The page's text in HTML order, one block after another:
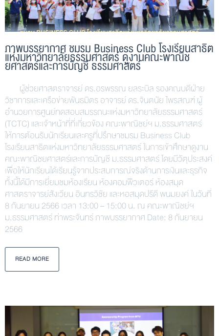
ภาพบรรยากาศ ชมรม Business Club โรงเรียนสาธิต
แห่งมหาวิทยาลัยธรรมศาสตร์ ดูงานคณะพาณิช
ยศาสตร์และการบัญชี ธรรมศาสตร์
ผู้ช่วยศาสตราจารย์ ดร.อรพรรณ ยลระบิล รองคณบดีฝ่าย
วิชาการและเครือข่ายพันธมิตร อาจารย์ ดร.จินตนัย ไพรสณฑ์ ผู้
อำนวยการศูนย์ทดสอบสมรรถนะแห่งมหาวิทยาลัยธรรมศาสตร์
(TCTC) และเจ้าหน้าที่ที่เกี่ยวข้อง คณะพาณิชย์ฯ ม.ธรรมศาสตร์
ให้การต้อนรับนักเรียนและครูที่ปรึกษาชมรม Business Club
โรงเรียนสาธิตแห่งมหาวิทยาลัยธรรมศาสตร์ ในการเข้าศึกษาดูงาน
คณะพาณิชยศาสตร์และการบัญชี ม.ธรรมศาสตร์ โดยมีวัตุประสงค์
เพื่อให้นักเรียนได้เรียนรู้จากประสบการณ์จริงด้านการเงินและธุรกิจ
ทั้งนี้ได้มีการเยี่ยมชมห้องเรียน ห้องคอมพิวเตอร์ ห้องสมุด
ศาสตราจารย์สังเวียน อินทรวิชัย และหอสมุดปรีดี พนมยงค์ ในวันที่
8 กันยายน 2566 เวลา 13:00 – 15:00 น. ณ คณะพาณิชย์ฯ
ม.ธรรมศาสตร์ ท่าพระจันทร์ ภาพบรรยากาศ Date: 8 กันยายน
2566
READ MORE